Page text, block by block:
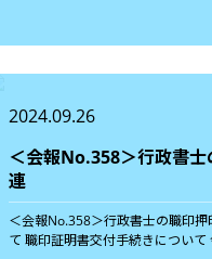
2024.09.26
＜会報No.358＞行政書
連
＜会報No.358＞行政書士の職印
て 職印証明書交付手続きについ